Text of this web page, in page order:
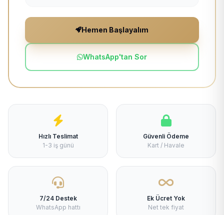
Hemen Başlayalım
WhatsApp'tan Sor
Hızlı Teslimat
1-3 iş günü
Güvenli Ödeme
Kart / Havale
7/24 Destek
WhatsApp hattı
Ek Ücret Yok
Net tek fiyat